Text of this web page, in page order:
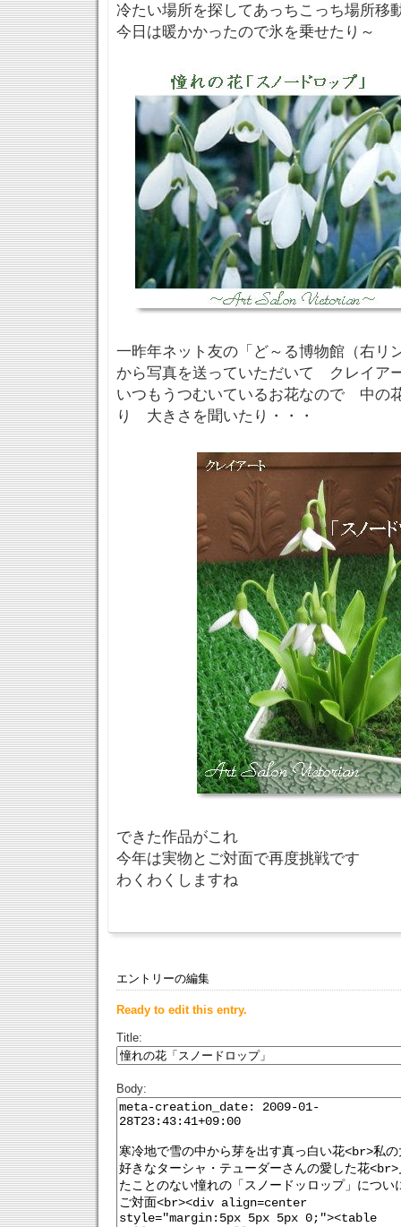
冷たい場所を探してあっちこっち場所移
今日は暖かかったので氷を乗せたり～
一昨年ネット友の「ど～る博物館（右リ
から写真を送っていただいて クレイア
いつもうつむいているお花なので 中の
り 大きさを聞いたり・・・
できた作品がこれ
今年は実物とご対面で再度挑戦です
わくわくしますね
エントリーの編集
Ready to edit this entry.
Title:
Body: